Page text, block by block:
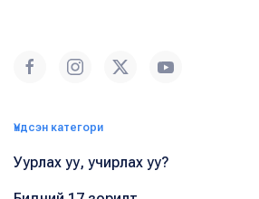
Үндсэн категори
Уурлах уу, учирлах уу?